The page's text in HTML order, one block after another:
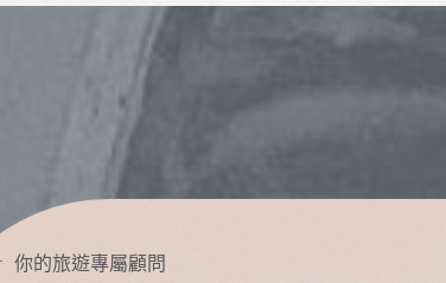
你的旅遊專屬顧問